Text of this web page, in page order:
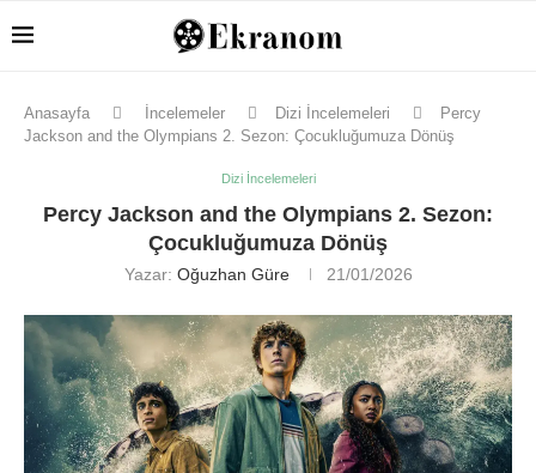
Anasayfa İncelemeler Dizi İncelemeleri
Percy
Jackson and the Olympians 2. Sezon: Çocukluğumuza Dönüş
Dizi İncelemeleri
Percy Jackson and the Olympians 2. Sezon:
Çocukluğumuza Dönüş
Yazar: Oğuzhan Güre 21/01/2026